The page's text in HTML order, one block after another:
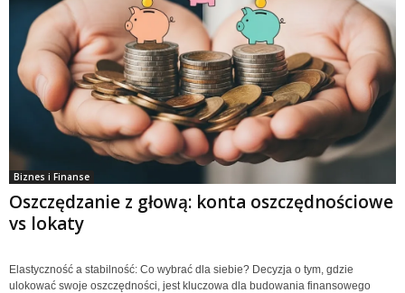
Biznes i Finanse
Oszczędzanie z głową: konta oszczędnościowe
vs lokaty
Elastyczność a stabilność: Co wybrać dla siebie? Decyzja o tym, gdzie
ulokować swoje oszczędności, jest kluczowa dla budowania finansowego